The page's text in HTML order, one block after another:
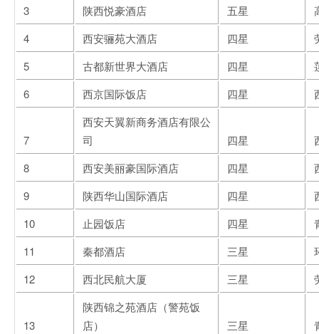
3
陕西悦豪酒店 五星
4
西安骊苑大酒店 四星
5
古都新世界大酒店 四星
6
西京国际饭店 四星
7
西安天翼新商务酒店有限公
司
四星
8
西安美丽豪国际酒店 四星
9
陕西华山国际酒店 四星
10
止园饭店 四星
11
秦都酒店 三星
12
西北民航大厦 三星
13
陕西锦之苑酒店（警苑饭
店）
三星